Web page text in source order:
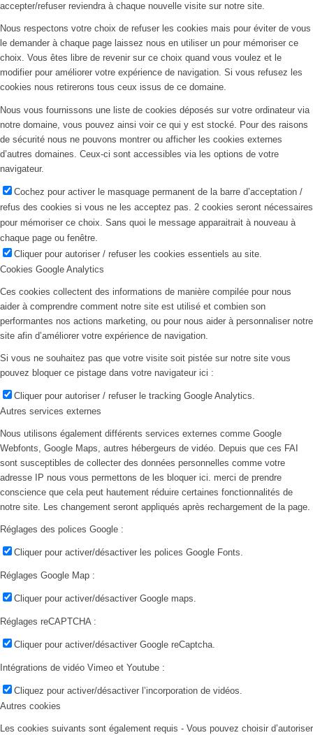
accepter/refuser reviendra à chaque nouvelle visite sur notre site.
Nous respectons votre choix de refuser les cookies mais pour éviter de vous
le demander à chaque page laissez nous en utiliser un pour mémoriser ce
choix. Vous êtes libre de revenir sur ce choix quand vous voulez et le
modifier pour améliorer votre expérience de navigation. Si vous refusez les
cookies nous retirerons tous ceux issus de ce domaine.
Nous vous fournissons une liste de cookies déposés sur votre ordinateur via
notre domaine, vous pouvez ainsi voir ce qui y est stocké. Pour des raisons
de sécurité nous ne pouvons montrer ou afficher les cookies externes
d’autres domaines. Ceux-ci sont accessibles via les options de votre
navigateur.
Cochez pour activer le masquage permanent de la barre d’acceptation /
refus des cookies si vous ne les acceptez pas. 2 cookies seront nécessaires
pour mémoriser ce choix. Sans quoi le message apparaitrait à nouveau à
chaque page ou fenêtre.
Cliquer pour autoriser / refuser les cookies essentiels au site.
Cookies Google Analytics
Ces cookies collectent des informations de manière compilée pour nous
aider à comprendre comment notre site est utilisé et combien son
performantes nos actions marketing, ou pour nous aider à personnaliser notre
site afin d’améliorer votre expérience de navigation.
Si vous ne souhaitez pas que votre visite soit pistée sur notre site vous
pouvez bloquer ce pistage dans votre navigateur ici :
Cliquer pour autoriser / refuser le tracking Google Analytics.
Autres services externes
Nous utilisons également différents services externes comme Google
Webfonts, Google Maps, autres hébergeurs de vidéo. Depuis que ces FAI
sont susceptibles de collecter des données personnelles comme votre
adresse IP nous vous permettons de les bloquer ici. merci de prendre
conscience que cela peut hautement réduire certaines fonctionnalités de
notre site. Les changement seront appliqués après rechargement de la page.
Réglages des polices Google :
Cliquer pour activer/désactiver les polices Google Fonts.
Réglages Google Map :
Cliquer pour activer/désactiver Google maps.
Réglages reCAPTCHA :
Cliquer pour activer/désactiver Google reCaptcha.
Intégrations de vidéo Vimeo et Youtube :
Cliquez pour activer/désactiver l’incorporation de vidéos.
Autres cookies
Les cookies suivants sont également requis - Vous pouvez choisir d’autoriser